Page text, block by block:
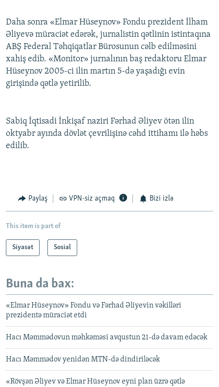
Daha sonra «Elmar Hüseynov» Fondu prezident İlham
Əliyevə müraciət edərək, jurnalistin qətlinin istintaqına
ABŞ Federal Təhqiqatlar Bürosunun cəlb edilməsini
xahiş edib. «Monitor» jurnalının baş redaktoru Elmar
Hüseynov 2005-ci ilin martın 5-də yaşadığı evin
girişində qətlə yetirilib.
Sabiq İqtisadi İnkişaf naziri Fərhad Əliyev ötən ilin
oktyabr ayında dövlət çevrilişinə cəhd ittihamı ilə həbs
edilib.
Paylaş VPN-siz açmaq Bizi izlə
This item is part of
Siyasət Sosial
Buna da bax:
«Elmar Hüseynov» Fondu və Fərhad Əliyevin vəkilləri
prezidentə müraciət etdi
Hacı Məmmədovun məhkəməsi avqustun 21-də davam edəcək
Hacı Məmmədov yenidən MTN-də dindiriləcək
«Rövşən Əliyev və Elmar Hüseynov eyni plan üzrə qətlə